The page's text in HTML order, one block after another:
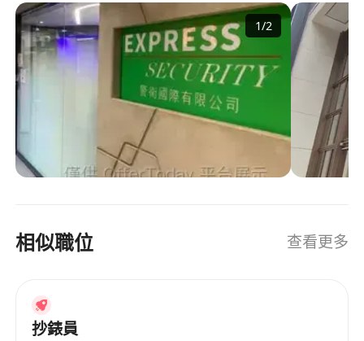
零售保安、防盜系統及行業防恐程序顧問。 目前聘
用的保安人員超過1000名，派駐大型屋苑、商場、
工商廈及停車場等。深得各大物業管理公司信賴及
業戶的讚賞。除了派駐項目的團隊，公司擁有專業
的管理團隊支援及監督營運。 公司的管理層為前紀
律部隊人員及資深業內人仕，通過系統化管理，確
保團隊有效運作，提供高效而優質的保安服務。 企
業理念 1. 警衛國際一向以客為尊，緊貼市場及客戶
的需求，積極創新，追求持續進步 2. 人員管理方
口號「警衛國際，人才優勢」。內部實行大公無私
1/2
相似職位 查看更多
抄錶員